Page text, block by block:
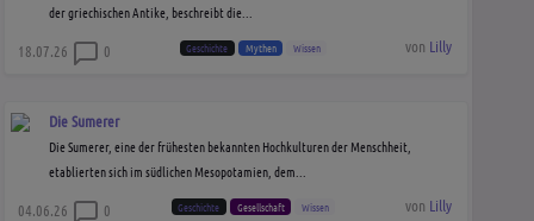
der griechischen Antike, beschreibt die...
18.07.26 0 Geschichte Mythen Wissen von Lilly
Die Sumerer
Die Sumerer, eine der frühesten bekannten Hochkulturen der Menschheit,
etablierten sich im südlichen Mesopotamien, dem...
04.06.26 0 Geschichte Gesellschaft Wissen von Lilly